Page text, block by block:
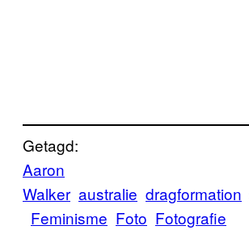
Getagd:
Aaron
Walker australie dragformation
Feminisme Foto Fotografie